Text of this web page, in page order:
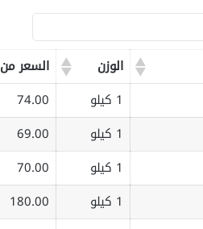
الوزن السعر من
1 كيلو 74.00
1 كيلو 69.00
1 كيلو 70.00
1 كيلو 180.00